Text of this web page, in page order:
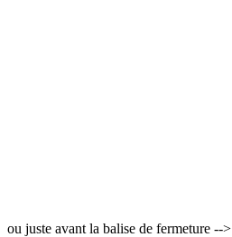
ou juste avant la balise de fermeture -->